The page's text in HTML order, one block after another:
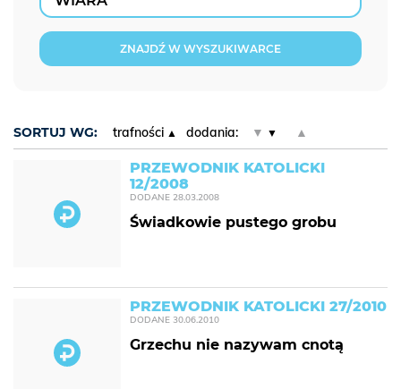
ZNAJDŹ W WYSZUKIWARCE
SORTUJ WG: trafności dodania: ▼ ▲
PRZEWODNIK KATOLICKI
12/2008
DODANE 28.03.2008
Świadkowie pustego grobu
PRZEWODNIK KATOLICKI 27/2010
DODANE 30.06.2010
Grzechu nie nazywam cnotą